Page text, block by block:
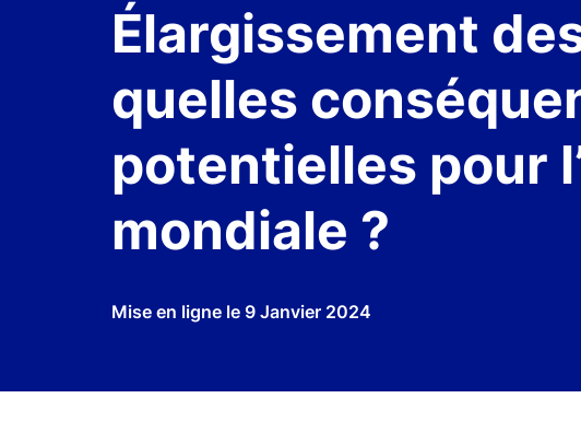
Élargissement
quelles
potentielles pour
mondiale ?
Mise en ligne le 9 Janvier 2024